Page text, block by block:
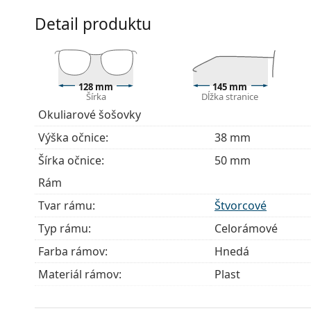
Okuliare dodávame s originálnym puzdrom.
Handrička, ktorá je súčasťou balenia, je ideálna
modely môžu namiesto handričky obsahovať
Ide o zdravotnícku pomôcku. Pred použitím si
Detail produktu
128 mm
Šírka
145 mm
Dĺžka stranice
Okuliarové šošovky
Výška očnice:
38 mm
Šírka očnice:
50 mm
Rám
Tvar rámu:
Štvorcové
Typ rámu:
Celorámové
Farba rámov:
Hnedá
Materiál rámov:
Plast